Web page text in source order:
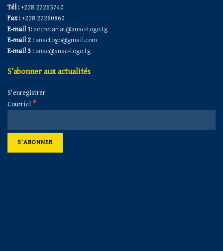
Tél : +228 22263740
Fax : +228 22260860
E-mail 1: secretariat@anac-togo.tg
E-mail 2 : anactogo@gmail.com
E-mail 3 : anac@anac-togo.tg
S’abonner aux actualités
S'enregistrer
Courriel*